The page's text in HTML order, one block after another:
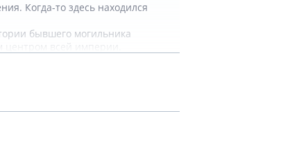
Когда-то здесь находился
бывшего могильника
центром всей империи.
превратился в пастбище для